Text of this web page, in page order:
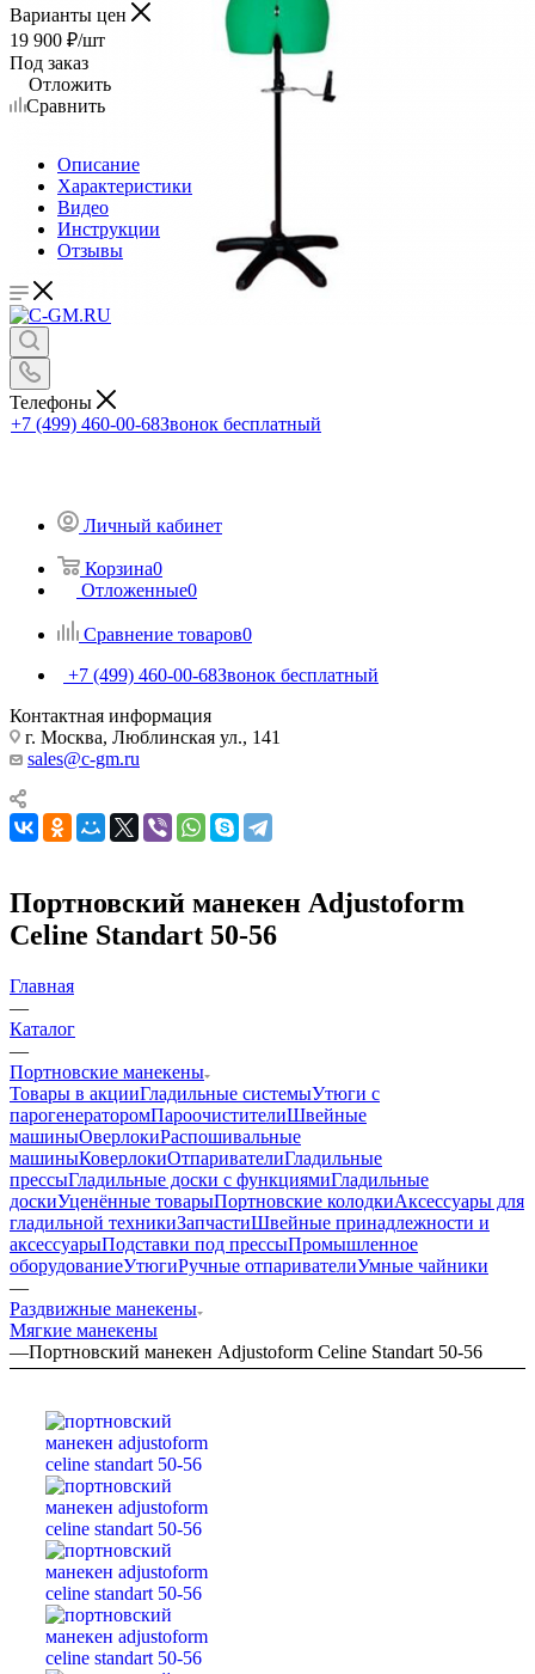
Варианты цен
19 900 ₽/шт
Под заказ
Отложить
Сравнить
Описание
Характеристики
Видео
Инструкции
Отзывы
Телефоны
+7 (499) 460-00-68Звонок бесплатный
Личный кабинет
Корзина0
Отложенные0
Сравнение товаров0
+7 (499) 460-00-68Звонок бесплатный
Контактная информация
г. Москва, Люблинская ул., 141
sales@c-gm.ru
Портновский манекен Adjustoform
Celine Standart 50-56
Главная
—
Каталог
—
Портновские манекены
Товары в акцииГладильные системыУтюги с
парогенераторомПароочистителиШвейные
машиныОверлокиРаспошивальные
машиныКоверлокиОтпаривателиГладильные
прессыГладильные доски с функциямиГладильные
доскиУценённые товарыПортновские колодкиАксессуары для
гладильной техникиЗапчастиШвейные принадлежности и
аксессуарыПодставки под прессыПромышленное
оборудованиеУтюгиРучные отпаривателиУмные чайники
—
Раздвижные манекены
Мягкие манекены
—Портновский манекен Adjustoform Celine Standart 50-56